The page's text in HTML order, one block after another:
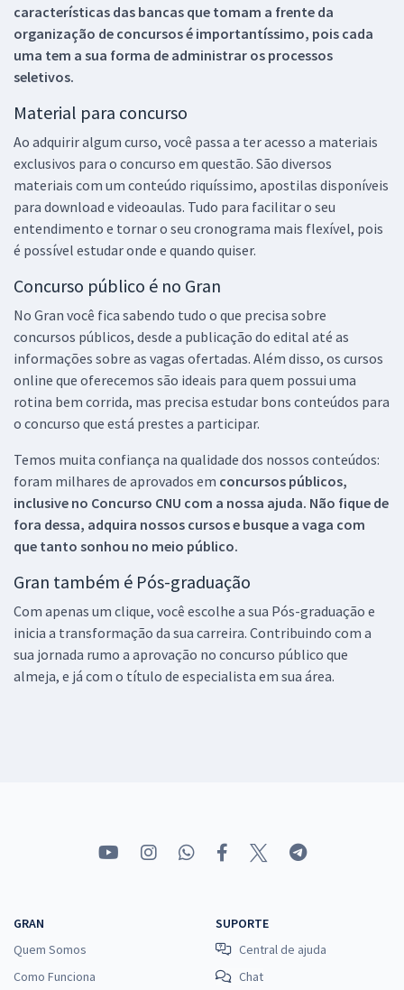
características das bancas que tomam a frente da
organização de concursos é importantíssimo, pois cada
uma tem a sua forma de administrar os processos
seletivos.
Material para concurso
Ao adquirir algum curso, você passa a ter acesso a materiais
exclusivos para o concurso em questão. São diversos
materiais com um conteúdo riquíssimo, apostilas disponíveis
para download e videoaulas. Tudo para facilitar o seu
entendimento e tornar o seu cronograma mais flexível, pois
é possível estudar onde e quando quiser.
Concurso público é no Gran
No Gran você fica sabendo tudo o que precisa sobre
concursos públicos, desde a publicação do edital até as
informações sobre as vagas ofertadas. Além disso, os cursos
online que oferecemos são ideais para quem possui uma
rotina bem corrida, mas precisa estudar bons conteúdos para
o concurso que está prestes a participar.
Temos muita confiança na qualidade dos nossos conteúdos:
foram milhares de aprovados em concursos públicos,
inclusive no Concurso CNU com a nossa ajuda. Não fique de
fora dessa, adquira nossos cursos e busque a vaga com
que tanto sonhou no meio público.
Gran também é Pós-graduação
Com apenas um clique, você escolhe a sua Pós-graduação e
inicia a transformação da sua carreira. Contribuindo com a
sua jornada rumo a aprovação no concurso público que
almeja, e já com o título de especialista em sua área.
GRAN
Quem Somos
Como Funciona
SUPORTE
Central de ajuda
Chat